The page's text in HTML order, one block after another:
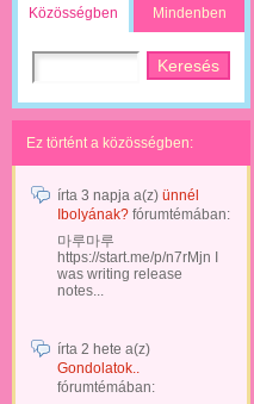
Közösségben Mindenben
Ez történt a közösségben:
írta 3 napja a(z) ünnél
Ibolyának? fórumtémában:
마루마루
https://start.me/p/n7rMjn I
was writing release
notes...
írta 2 hete a(z)
Gondolatok..
fórumtémában: